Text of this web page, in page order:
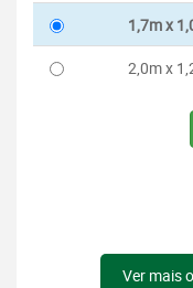
1,7m x
2,0m x
Ver mais